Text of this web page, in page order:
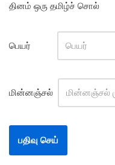
தினம் ஒரு தமிழ்ச் சொல்
பெயர்
மின்னஞ்சல்